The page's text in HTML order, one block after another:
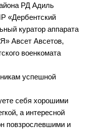
РД Адиль
«Дербентский
куратор аппарата
Авсет Авсетов,
военкомата
успешной
себя хорошими
а интересной
повзрослевшими и